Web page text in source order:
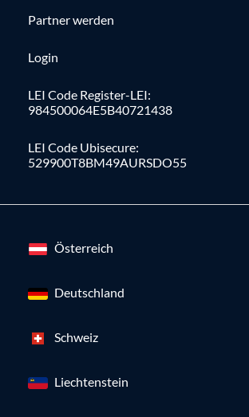
Partner werden
Login
LEI Code Register-LEI:
984500064E5B40721438
LEI Code Ubisecure:
529900T8BM49AURSDO55
Österreich
Deutschland
Schweiz
Liechtenstein